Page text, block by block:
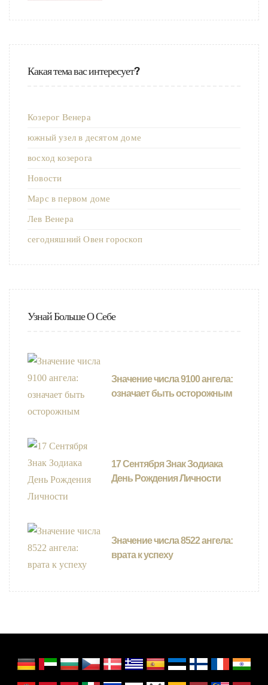
Какая тема вас интересует?
Козерог Венера
южный узел в десятом доме
восход козерога
Новости
Марс в первом доме
Лев Венера
сегодняшний Овен гороскоп
Узнай Больше О Себе
Значение числа 9100 ангела:
означает быть осторожным
17 Сентября Знак Зодиака
День Рождения Личности
Значение числа 8522 ангела:
врата к успеху